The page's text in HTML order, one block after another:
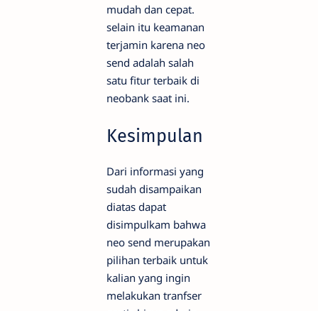
mudah dan cepat.
selain itu keamanan
terjamin karena neo
send adalah salah
satu fitur terbaik di
neobank saat ini.
Kesimpulan
Dari informasi yang
sudah disampaikan
diatas dapat
disimpulkam bahwa
neo send merupakan
pilihan terbaik untuk
kalian yang ingin
melakukan tranfser